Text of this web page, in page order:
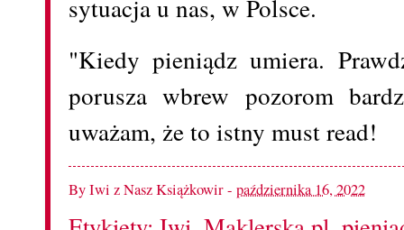
sytuacja u nas, w Polsce.
"Kiedy pieniądz umiera.
porusza wbrew pozorom
uważam, że to istny must read!
ByIwi z Nasz Książkowir- października 16, 2022